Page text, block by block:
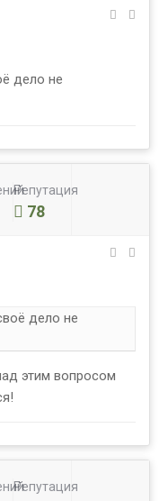
дело не
Репутация
78
дело не
этим вопросом
Репутация